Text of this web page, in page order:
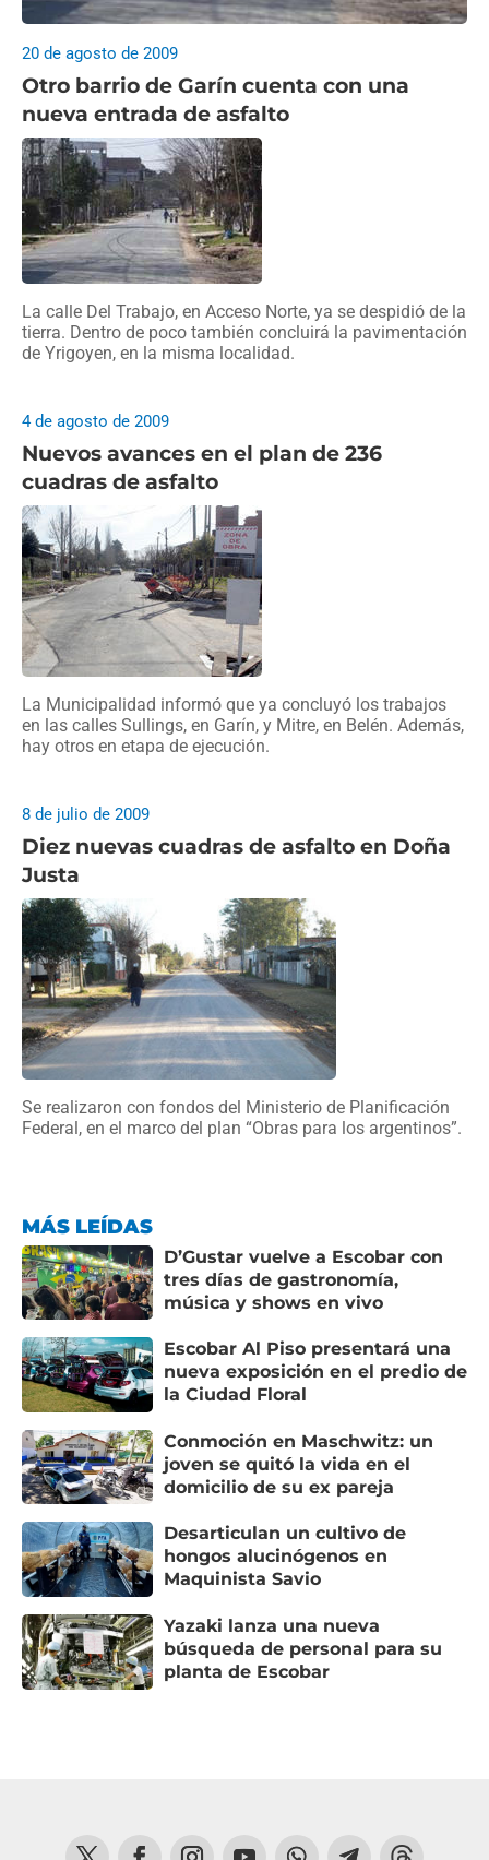
Otro barrio de Garín cuenta con una
nueva entrada de asfalto
20 de agosto de 2009
La calle Del Trabajo, en Acceso Norte, ya se despidió de la
tierra. Dentro de poco también concluirá la pavimentación
de Yrigoyen, en la misma localidad.
Nuevos avances en el plan de 236
cuadras de asfalto
4 de agosto de 2009
La Municipalidad informó que ya concluyó los trabajos
en las calles Sullings, en Garín, y Mitre, en Belén. Además,
hay otros en etapa de ejecución.
Diez nuevas cuadras de asfalto en Doña
Justa
8 de julio de 2009
Se realizaron con fondos del Ministerio de Planificación
Federal, en el marco del plan “Obras para los argentinos”.
MÁS LEÍDAS
D’Gustar vuelve a Escobar con
tres días de gastronomía,
música y shows en vivo
Escobar Al Piso presentará una
nueva exposición en el predio de
la Ciudad Floral
Conmoción en Maschwitz: un
joven se quitó la vida en el
domicilio de su ex pareja
Desarticulan un cultivo de
hongos alucinógenos en
Maquinista Savio
Yazaki lanza una nueva
búsqueda de personal para su
planta de Escobar